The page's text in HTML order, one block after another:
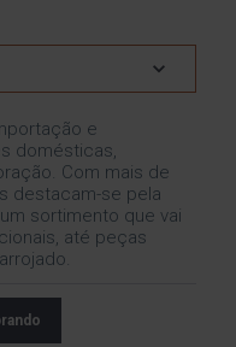
e
domésticas,
Com mais de
destacam-se pela
sortimento que vai
até peças